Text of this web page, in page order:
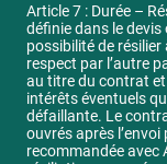
Article 7 : Durée –
définie dans le
possibilité de
respect par l’autre
au titre du contrat
intérêts éventuels
défaillante. Le
ouvrés après
recommandée avec